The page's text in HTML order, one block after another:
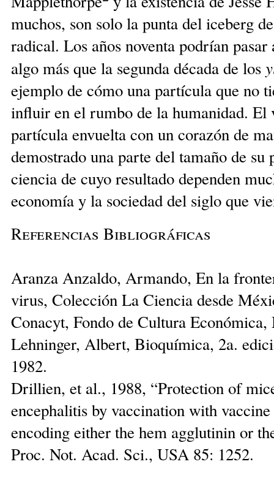
muchos, son solo la punta del iceberg
radical. Los años noventa podrían
algo más que la segunda década de los
ejemplo de cómo una partícula que no
influir en el rumbo de la humanidad.
partícula envuelta con un corazón de
demostrado una parte del tamaño de su
ciencia de cuyo resultado dependen
economía y la sociedad del siglo que
Referencias Bibliográficas
Aranza Anzaldo, Armando, En la
virus, Colección La Ciencia desde
Conacyt, Fondo de Cultura
Lehninger, Albert, Bioquímica, 2a.
1982.
Drillien, et al., 1988, “Protection of
encephalitis by vaccination with
encoding either the hem agglutinin or
Proc. Not. Acad. Sci., USA 85: 1252.